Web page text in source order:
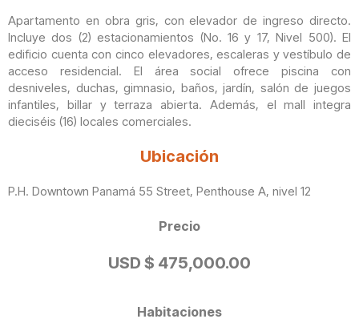
Apartamento en obra gris, con elevador de ingreso directo.
Incluye dos (2) estacionamientos (No. 16 y 17, Nivel 500). El
edificio cuenta con cinco elevadores, escaleras y vestíbulo de
acceso residencial. El área social ofrece piscina con
desniveles, duchas, gimnasio, baños, jardín, salón de juegos
infantiles, billar y terraza abierta. Además, el mall integra
dieciséis (16) locales comerciales.
Ubicación
P.H. Downtown Panamá 55 Street, Penthouse A, nivel 12
Precio
USD $ 475,000.00
Habitaciones